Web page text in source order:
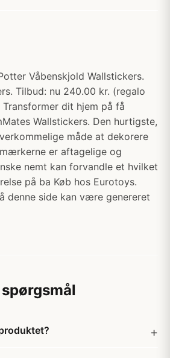
Våbenskjold Wallstickers.
Tilbud: nu 240.00 kr. (regalo
dit hjem på få
Wallstickers. Den hurtigste,
måde at dekorere
er aftagelige og
nemt kan forvandle et hvilket
på ba Køb hos Eurotoys.
denne side kan være genereret